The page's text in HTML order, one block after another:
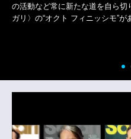
めなのが〈ロエベ〉の新作コレ
ーブを中心としつつ、楽しげな色